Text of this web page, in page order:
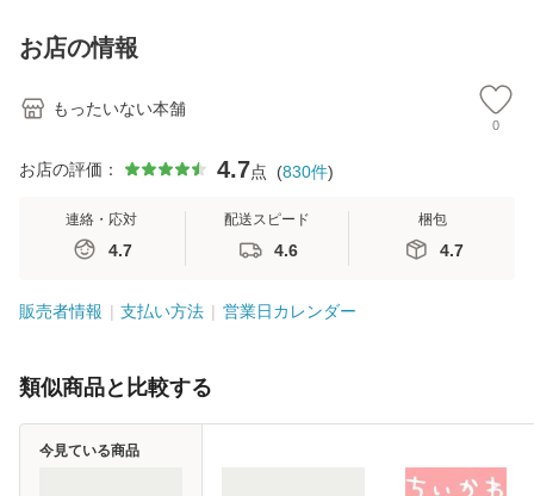
恵 藤本幸三 / 南江
堂 [単行
お店の情報
もったいない本舗
0
お店の評価： 4.7点 (830件)
連絡・応対
4.7
配送スピード
4.6
梱包
4.7
販売者情報 支払い方法 営業日カレンダー
類似商品と比較する
今見ている商品